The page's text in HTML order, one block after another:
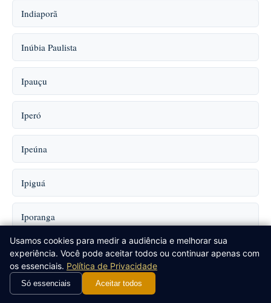
Indiaporã
Inúbia Paulista
Ipauçu
Iperó
Ipeúna
Ipiguá
Iporanga
Ipuã
Iracemápolis
Usamos cookies para medir a audiência e melhorar sua
experiência. Você pode aceitar todos ou continuar apenas com
os essenciais. Política de Privacidade
Só essenciais Aceitar todos